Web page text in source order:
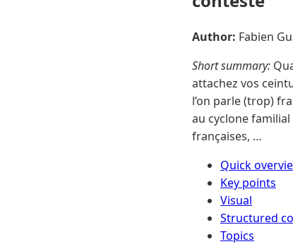
Author: Fabien
Short summary:
attachez vos
l’on parle (trop)
au cyclone
françaises, …
Quick
Key points
Visual
Structured
Topics